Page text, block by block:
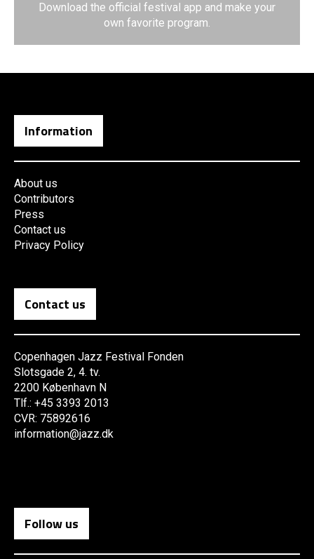
Download the official festival app and make your
own favorite program.
Information
About us
Contributors
Press
Contact us
Privacy Policy
Contact us
Copenhagen Jazz Festival Fonden
Slotsgade 2, 4. tv.
2200 København N
Tlf.: +45 3393 2013
CVR: 75892616
information@jazz.dk
Follow us